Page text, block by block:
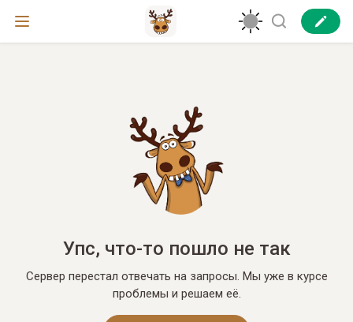
Упс, что-то пошло не так
Сервер перестал отвечать на запросы. Мы уже в курсе
проблемы и решаем её.